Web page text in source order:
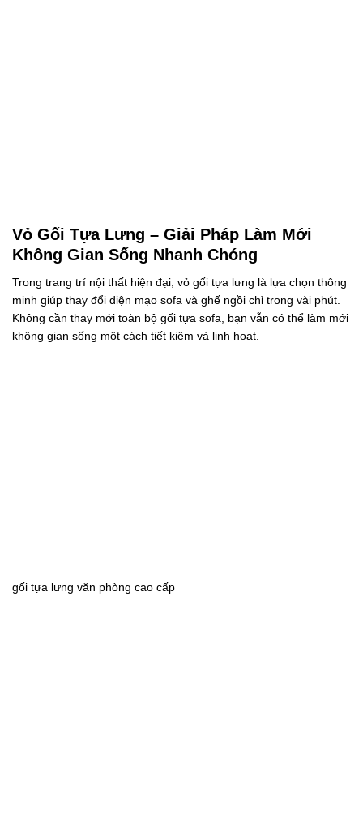
Vỏ Gối Tựa Lưng – Giải Pháp Làm Mới
Không Gian Sống Nhanh Chóng
Trong trang trí nội thất hiện đại, vỏ gối tựa lưng là lựa chọn thông
minh giúp thay đổi diện mạo sofa và ghế ngồi chỉ trong vài phút.
Không cần thay mới toàn bộ gối tựa sofa , bạn vẫn có thể làm mới
không gian sống một cách tiết kiệm và linh hoạt.
gối tựa lưng văn phòng cao cấp